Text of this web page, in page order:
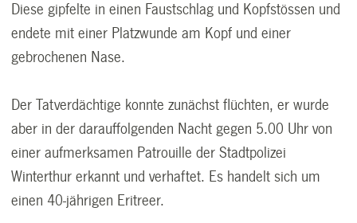
Diese gipfelte in einen Faustschlag und Kopfstössen und
endete mit einer Platzwunde am Kopf und einer
gebrochenen Nase.
Der Tatverdächtige konnte zunächst flüchten, er wurde
aber in der darauffolgenden Nacht gegen 5.00 Uhr von
einer aufmerksamen Patrouille der Stadtpolizei
Winterthur erkannt und verhaftet. Es handelt sich um
einen 40-jährigen Eritreer.